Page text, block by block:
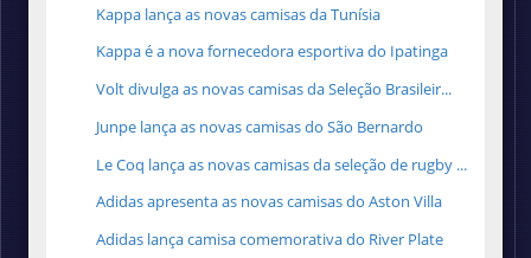
Kappa lança as novas camisas da Tunísia
Kappa é a nova fornecedora esportiva do Ipatinga
Volt divulga as novas camisas da Seleção Brasileir...
Junpe lança as novas camisas do São Bernardo
Le Coq lança as novas camisas da seleção de rugby ...
Adidas apresenta as novas camisas do Aston Villa
Adidas lança camisa comemorativa do River Plate